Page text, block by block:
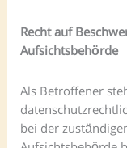
Recht auf
Aufsichtsbehörde
Als Betroffener
bei der